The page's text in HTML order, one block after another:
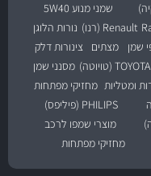
שמני מנוע 5W40
Renault (רנו)
נורות הלוגן
שמן מצתים
צינורות דלק
TOYOTA (טויוטה)
מסנני שמן
ומטליות מחזיקי מפתחות
PHILIPS (פיליפס)
מוצרי שמפו לרכב
מחזיקי מפתחות